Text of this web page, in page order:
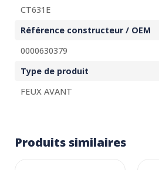
CT631E
Référence constructeur / OEM
0000630379
Type de produit
FEUX AVANT
Produits similaires